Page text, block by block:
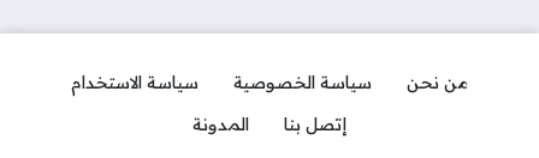
من نحن سياسة الخصوصية
سياسة الاستخدام
إتصل بنا
المدونة